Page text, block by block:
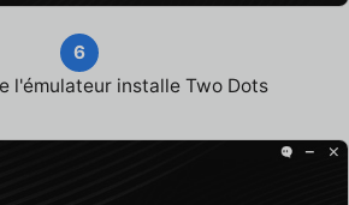
6
l'émulateur installe Two Dots